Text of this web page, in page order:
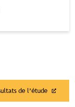
de l’étude
à